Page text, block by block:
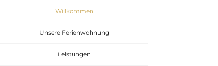
Willkommen
Unsere Ferienwohnung
Leistungen